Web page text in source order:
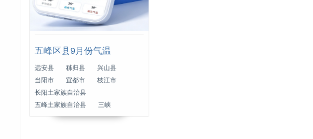
五峰区县9月份气温
远安县 秭归县
兴山县
当阳市
宜都市
枝江市
长阳土家族自治县
五峰土家族自治县
三峡